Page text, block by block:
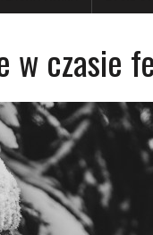
w czasie